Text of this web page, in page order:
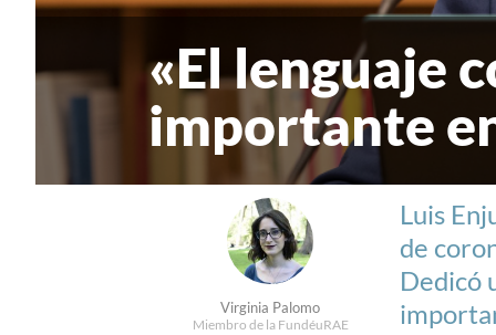
«El lenguaje
importante
Virginia Palomo
Miembro de la FundéuRAE
Luis
de
Dedicó